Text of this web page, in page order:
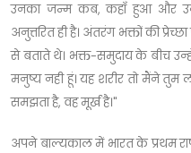
उनका जन्म कब, कहाँ हुआ और
अनुत्तरित ही है। अंतरंग भक्तों की
से बताते थे। भक्त-समुदाय के बीच
मनुष्य नही हूं। यह शरीर तो मैंने तुम
समझता है, वह मूर्ख है।"
अपने बाल्यकाल में भारत के प्रथम